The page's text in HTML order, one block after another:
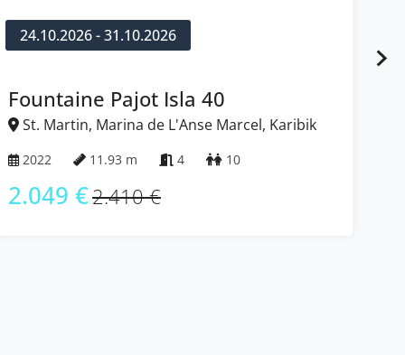
24.10.2026 - 31.10.2026
Nautitech 40 open NEW
St. Martin, Marina de L'Anse Marcel, Karibik
2023 11.99 m 4 + 2
2.049 €2.410 €